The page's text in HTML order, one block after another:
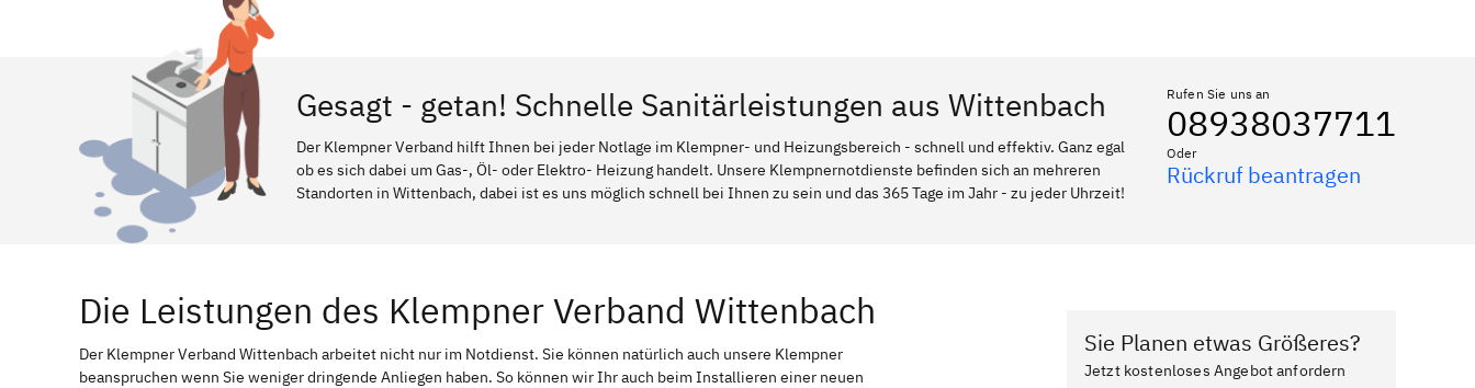
Gesagt - getan! Schnelle Sanitärleistungen aus Wittenbach
Der Klempner Verband hilft Ihnen bei jeder Notlage im Klempner- und Heizungsbereich - schnell und effektiv. Ganz egal
ob es sich dabei um Gas-, Öl- oder Elektro- Heizung handelt. Unsere Klempnernotdienste befinden sich an mehreren
Standorten in Wittenbach, dabei ist es uns möglich schnell bei Ihnen zu sein und das 365 Tage im Jahr - zu jeder Uhrzeit!
Rufen Sie uns an
08938037711
Oder
Rückruf beantragen
Die Leistungen des Klempner Verband Wittenbach
Der Klempner Verband Wittenbach arbeitet nicht nur im Notdienst. Sie können natürlich auch unsere Klempner
beanspruchen wenn Sie weniger dringende Anliegen haben. So können wir Ihr auch beim Installieren einer neuen
Sie Planen etwas Größeres?
Jetzt kostenloses Angebot anfordern